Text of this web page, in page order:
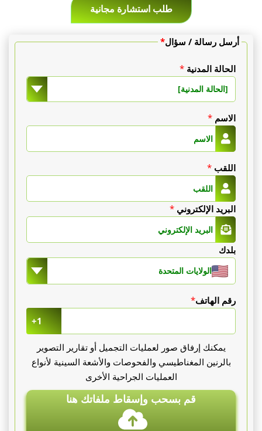
طلب استشارة مجانية
أرسل رسالة / سؤال*
الحالة المدنية*
[الحالة المدنية]
الاسم*
اللقب*
البريد الإلكتروني*
بلدك
الولايات المتحدة
رقم الهاتف*
+1
يمكنك إرفاق صور لعمليات التجميل أو تقارير التصوير
بالرنين المغناطيسي والفحوصات والأشعة السينية لأنواع
العمليات الجراحية الأخرى
قم بسحب وإسقاط ملفاتك هنا